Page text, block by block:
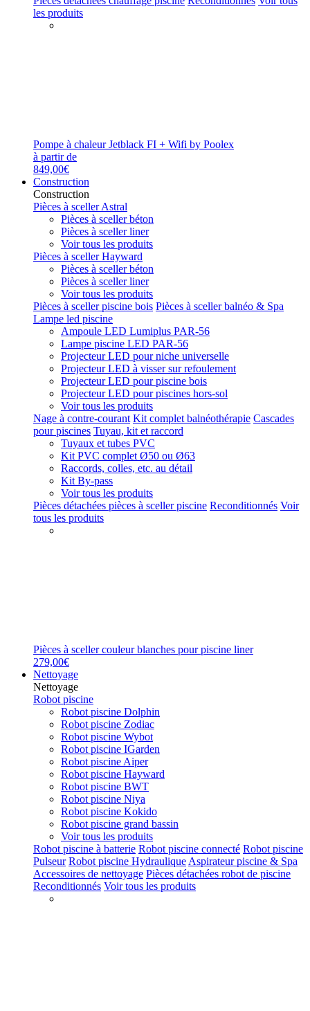
les produits
Pompe à chaleur Jetblack FI + Wifi by Poolex
à partir de
849,00€
Construction
Construction
Pièces à sceller Astral
Pièces à sceller béton
Pièces à sceller liner
Voir tous les produits
Pièces à sceller Hayward
Pièces à sceller béton
Pièces à sceller liner
Voir tous les produits
Pièces à sceller piscine bois Pièces à sceller balnéo & Spa
Lampe led piscine
Ampoule LED Lumiplus PAR-56
Lampe piscine LED PAR-56
Projecteur LED pour niche universelle
Projecteur LED à visser sur refoulement
Projecteur LED pour piscine bois
Projecteur LED pour piscines hors-sol
Voir tous les produits
Nage à contre-courant Kit complet balnéothérapie Cascades
pour piscines Tuyau, kit et raccord
Tuyaux et tubes PVC
Kit PVC complet Ø50 ou Ø63
Raccords, colles, etc. au détail
Kit By-pass
Voir tous les produits
Pièces détachées pièces à sceller piscine Reconditionnés Voir
tous les produits
Pièces à sceller couleur blanches pour piscine liner
279,00€
Nettoyage
Nettoyage
Robot piscine
Robot piscine Dolphin
Robot piscine Zodiac
Robot piscine Wybot
Robot piscine IGarden
Robot piscine Aiper
Robot piscine Hayward
Robot piscine BWT
Robot piscine Niya
Robot piscine Kokido
Robot piscine grand bassin
Voir tous les produits
Robot piscine à batterie Robot piscine connecté Robot piscine
Pulseur Robot piscine Hydraulique Aspirateur piscine & Spa
Accessoires de nettoyage Pièces détachées robot de piscine
Reconditionnés Voir tous les produits